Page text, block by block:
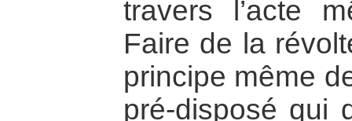
travers l’acte
Faire de la
principe même
pré-disposé qui